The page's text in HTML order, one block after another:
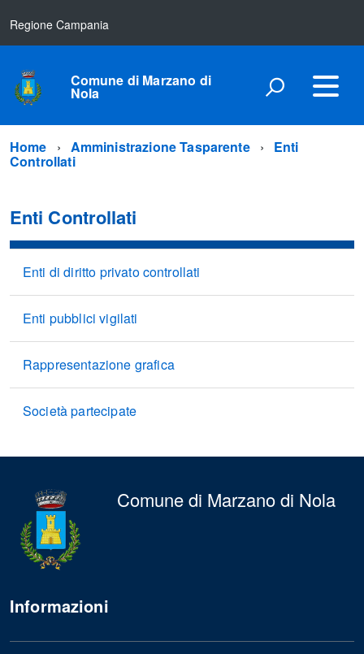
Regione Campania
Comune di Marzano di
Nola
Home Amministrazione Tasparente Enti
Controllati
Enti Controllati
Enti di diritto privato controllati
Enti pubblici vigilati
Rappresentazione grafica
Società partecipate
Comune di Marzano di Nola
Informazioni